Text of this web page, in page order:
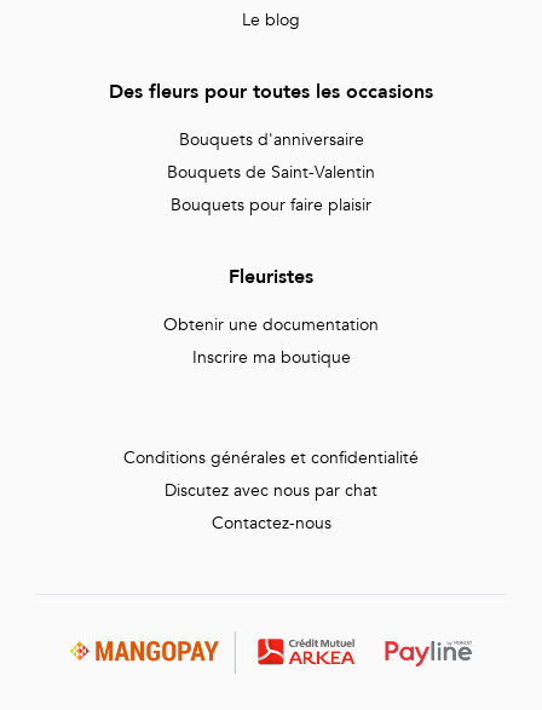
Le blog
Des fleurs pour toutes les occasions
Bouquets d'anniversaire
Bouquets de Saint-Valentin
Bouquets pour faire plaisir
Fleuristes
Obtenir une documentation
Inscrire ma boutique
Conditions générales et confidentialité
Discutez avec nous par chat
Contactez-nous